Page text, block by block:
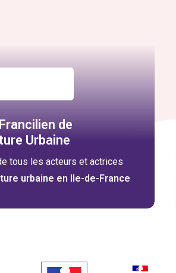
de
Urbaine
tous les acteurs et actrices
urbaine en Ile-de-France